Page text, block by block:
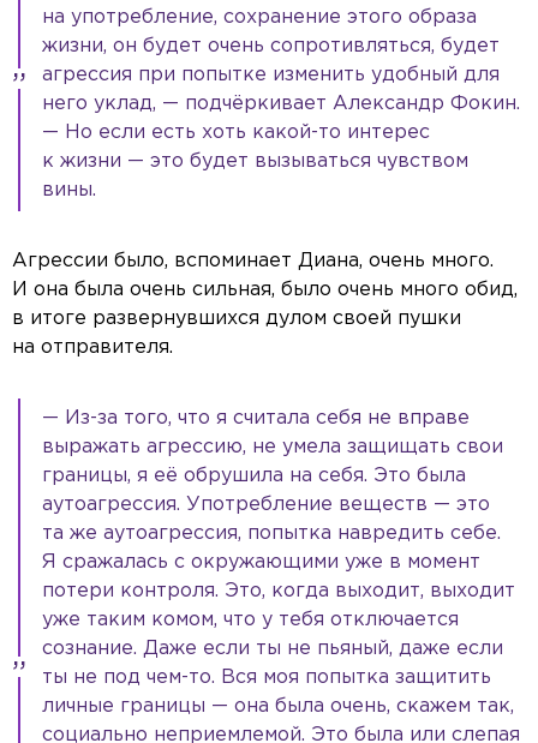
на употребление, сохранение этого образа
жизни, он будет очень сопротивляться, будет
агрессия при попытке изменить удобный для
него уклад, — подчёркивает Александр Фокин.
— Но если есть хоть какой-то интерес
к жизни — это будет вызываться чувством
вины.
Агрессии было, вспоминает Диана, очень много.
И она была очень сильная, было очень много обид,
в итоге развернувшихся дулом своей пушки
на отправителя.
— Из-за того, что я считала себя не вправе
выражать агрессию, не умела защищать свои
границы, я её обрушила на себя. Это была
аутоагрессия. Употребление веществ — это
та же аутоагрессия, попытка навредить себе.
Я сражалась с окружающими уже в момент
потери контроля. Это, когда выходит, выходит
уже таким комом, что у тебя отключается
сознание. Даже если ты не пьяный, даже если
ты не под чем-то. Вся моя попытка защитить
личные границы — она была очень, скажем так,
социально неприемлемой. Это была или слепая